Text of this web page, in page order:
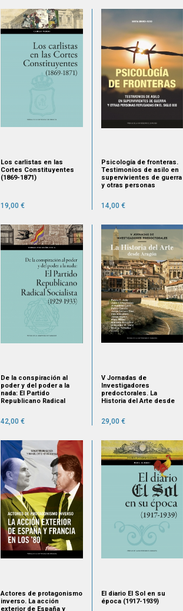
Los carlistas en las
Cortes Constituyentes
(1869-1871)
19,00 €
Psicología de fronteras.
Testimonios de asilo en
supervivientes de guerra
y otras personas
14,00 €
De la conspiración al
poder y del poder a la
nada: El Partido
Republicano Radical
42,00 €
V Jornadas de
Investigadores
predoctorales. La
Historia del Arte desde
29,00 €
Actores de protagonismo
inverso. La acción
exterior de España y
El diario El Sol en su
época (1917-1939)